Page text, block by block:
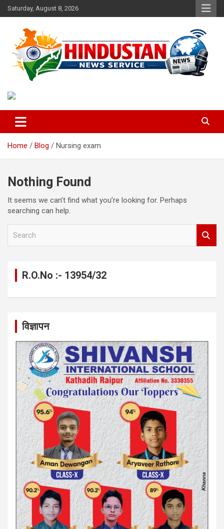
Skip
to
Saturday, August 8, 2026
Hindustan News Service
Home Blog Nursing exam
Nothing Found
It seems we can’t find what you’re looking for. Perhaps
searching can help.
R.O.No :- 13954/32
विज्ञापन